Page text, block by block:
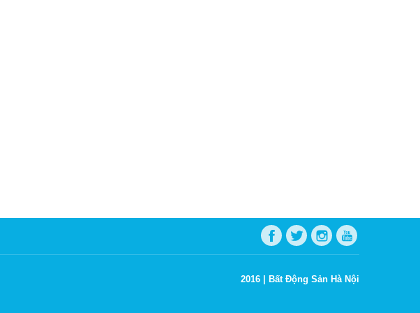
2016 | Bất Động Sản Hà Nội